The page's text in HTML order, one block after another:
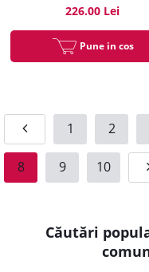
226.00 Lei
Pune in cos
1 2
8 9 10
Căutări